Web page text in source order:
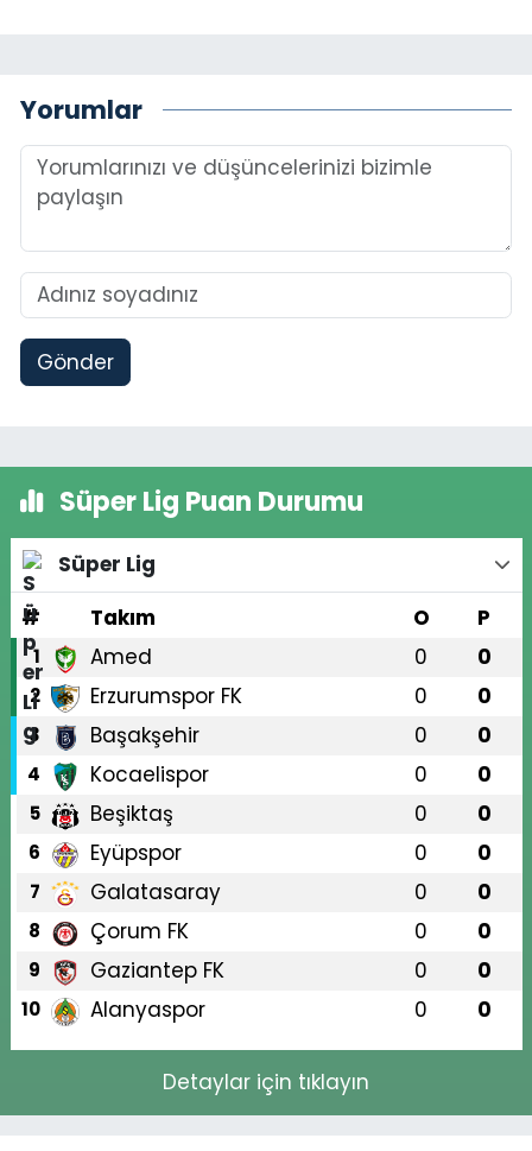
Yorumlar
Gönder
Süper Lig Puan Durumu
Süper Lig
#
Takım O P
1 Amed 0 0
2 Erzurumspor FK 0 0
3 Başakşehir 0 0
4 Kocaelispor 0 0
5 Beşiktaş 0 0
6 Eyüpspor 0 0
7 Galatasaray 0 0
8 Çorum FK 0 0
9 Gaziantep FK 0 0
10 Alanyaspor 0 0
Detaylar için tıklayın